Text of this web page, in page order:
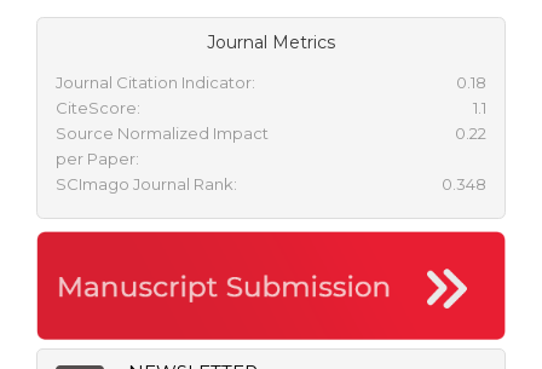
Journal Metrics
Journal Citation Indicator:
0.18
CiteScore:
1.1
Source Normalized Impact
per Paper:
0.22
SCImago Journal Rank: 0.348